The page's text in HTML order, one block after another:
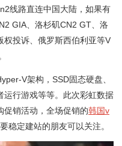
线路直连中国大陆，如果有
GIA、洛杉矶CN2 GT、洛
权投诉、俄罗斯西伯利亚等V
V架构，SSD固态硬盘、
运行游戏等等。此次彩虹数据
促销活动，全场促销的韩国v
稳定建站的朋友可以关注。